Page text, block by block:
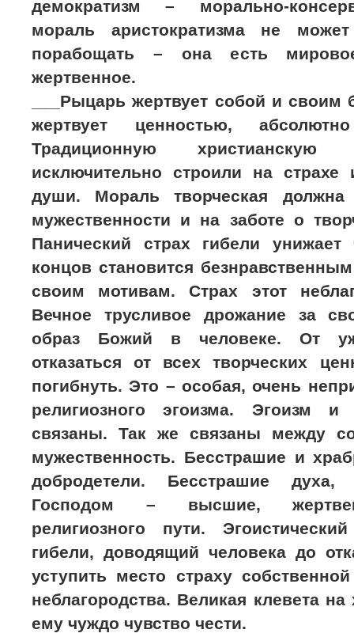
демократизм – морально-
мораль аристократизма не
порабощать – она есть
жертвенное.
___Рыцарь жертвует собой и своим
жертвует ценностью,
Традиционную
исключительно строили на страхе
души. Мораль творческая
мужественности и на заботе о
Панический страх гибели
концов становится
своим мотивам. Страх этот
Вечное трусливое дрожание за
образ Божий в человеке. От
отказаться от всех творческих
погибнуть. Это – особая, очень
религиозного эгоизма. Эгоизм и
связаны. Так же связаны между
мужественность. Бесстрашие и
добродетели. Бесстрашие духа,
Господом – высшие,
религиозного пути.
гибели, доводящий человека до
уступить место страху
неблагородства. Великая клевета на
ему чуждо чувство чести.